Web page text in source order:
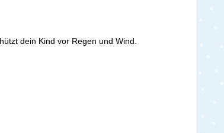
dein Kind vor Regen und Wind.